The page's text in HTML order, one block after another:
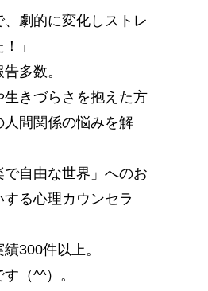
劇的に変化しストレ
」
多数。
きづらさを抱えた方
間関係の悩みを解
で自由な世界」へのお
る心理カウンセラ
300件以上。
（^^）。